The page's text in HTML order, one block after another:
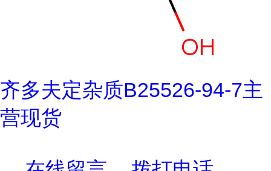
齐多夫定杂质B25526-94-7主
营现货